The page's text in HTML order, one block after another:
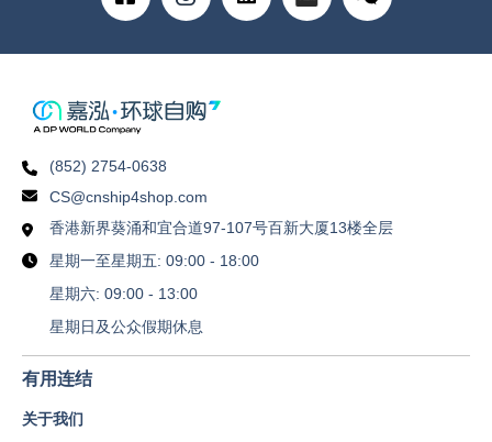
(852) 2754-0638
CS@cnship4shop.com
香港新界葵涌和宜合道97-107号百新大厦13楼全层
星期一至星期五: 09:00 - 18:00
星期六: 09:00 - 13:00
星期日及公众假期休息
有用连结
关于我们